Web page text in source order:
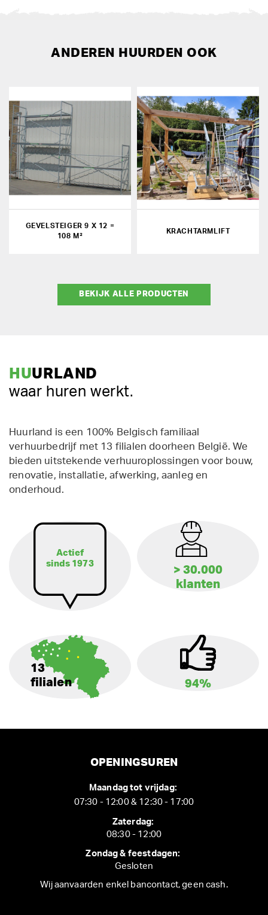
ANDEREN HUURDEN OOK
GEVELSTEIGER 9 X 12 =
108 M²
KRACHTARMLIFT
BEKIJK ALLE PRODUCTEN
HUURLAND
waar huren werkt.
Huurland is een 100% Belgisch familiaal
verhuurbedrijf met 13 filialen doorheen België. We
bieden uitstekende verhuuroplossingen voor bouw,
renovatie, installatie, afwerking, aanleg en
onderhoud.
Actief
sinds 1973
> 30.000
klanten
13
filialen
94%
OPENINGSUREN
Maandag tot vrijdag:
07:30 - 12:00 & 12:30 - 17:00
Zaterdag:
08:30 - 12:00
Zondag & feestdagen:
Gesloten
Wij aanvaarden enkel bancontact, geen cash.